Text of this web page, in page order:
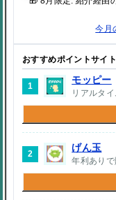
今月
おすすめポイントサイト
1
モッピー
リアルタ
2
げん玉
年利ありで